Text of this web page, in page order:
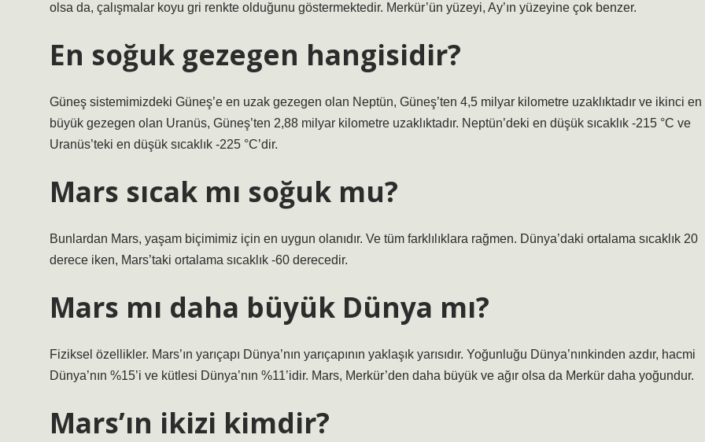
olsa da, çalışmalar koyu gri renkte olduğunu göstermektedir. Merkür’ün yüzeyi, Ay’ın yüzeyine çok benzer.
En soğuk gezegen hangisidir?
Güneş sistemimizdeki Güneş’e en uzak gezegen olan Neptün, Güneş’ten 4,5 milyar kilometre uzaklıktadır ve ikinci en
büyük gezegen olan Uranüs, Güneş’ten 2,88 milyar kilometre uzaklıktadır. Neptün’deki en düşük sıcaklık -215 °C ve
Uranüs’teki en düşük sıcaklık -225 °C’dir.
Mars sıcak mı soğuk mu?
Bunlardan Mars, yaşam biçimimiz için en uygun olanıdır. Ve tüm farklılıklara rağmen. Dünya’daki ortalama sıcaklık 20
derece iken, Mars’taki ortalama sıcaklık -60 derecedir.
Mars mı daha büyük Dünya mı?
Fiziksel özellikler. Mars’ın yarıçapı Dünya’nın yarıçapının yaklaşık yarısıdır. Yoğunluğu Dünya’nınkinden azdır, hacmi
Dünya’nın %15’i ve kütlesi Dünya’nın %11’idir. Mars, Merkür’den daha büyük ve ağır olsa da Merkür daha yoğundur.
Mars’ın ikizi kimdir?